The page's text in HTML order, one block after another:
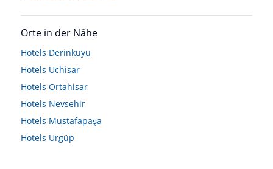
Orte in der Nähe
Hotels Derinkuyu
Hotels Uchisar
Hotels Ortahisar
Hotels Nevsehir
Hotels Mustafapaşa
Hotels Ürgüp